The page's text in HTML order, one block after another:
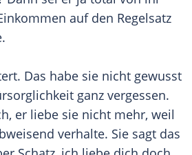
auf den Regelsatz
Das habe sie nicht gewusst
ganz vergessen.
er liebe sie nicht mehr, weil
verhalte. Sie sagt das